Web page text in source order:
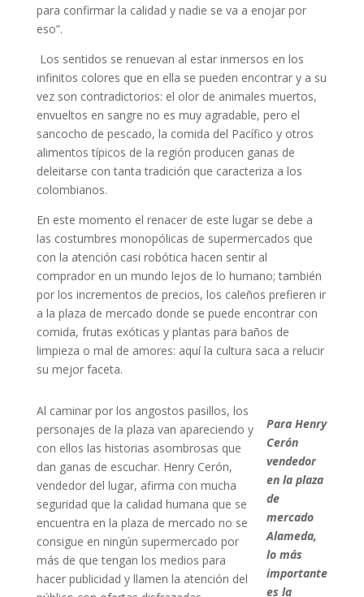
para confirmar la calidad y nadie se va a enojar por
eso”.
Los sentidos se renuevan al estar inmersos en los
infinitos colores que en ella se pueden encontrar y a su
vez son contradictorios: el olor de animales muertos,
envueltos en sangre no es muy agradable, pero el
sancocho de pescado, la comida del Pacífico y otros
alimentos típicos de la región producen ganas de
deleitarse con tanta tradición que caracteriza a los
colombianos.
En este momento el renacer de este lugar se debe a
las costumbres monopólicas de supermercados que
con la atención casi robótica hacen sentir al
comprador en un mundo lejos de lo humano; también
por los incrementos de precios, los caleños prefieren ir
a la plaza de mercado donde se puede encontrar con
comida, frutas exóticas y plantas para baños de
limpieza o mal de amores: aquí la cultura saca a relucir
su mejor faceta.
Para Henry
Cerón
vendedor
en la plaza
de
mercado
Alameda,
lo más
importante
es la
Al caminar por los angostos pasillos, los
personajes de la plaza van apareciendo y
con ellos las historias asombrosas que
dan ganas de escuchar. Henry Cerón,
vendedor del lugar, afirma con mucha
seguridad que la calidad humana que se
encuentra en la plaza de mercado no se
consigue en ningún supermercado por
más de que tengan los medios para
hacer publicidad y llamen la atención del